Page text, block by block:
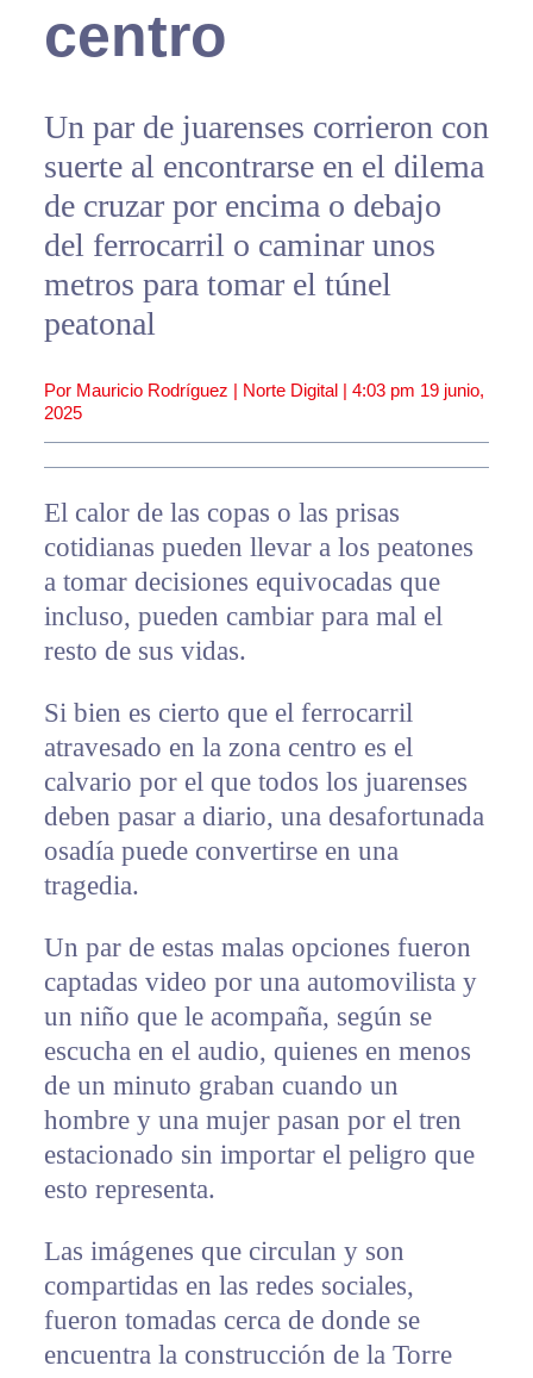
centro
Un par de juarenses corrieron con
suerte al encontrarse en el dilema
de cruzar por encima o debajo
del ferrocarril o caminar unos
metros para tomar el túnel
peatonal
Por Mauricio Rodríguez | Norte Digital | 4:03 pm 19 junio,
2025
El calor de las copas o las prisas
cotidianas pueden llevar a los peatones
a tomar decisiones equivocadas que
incluso, pueden cambiar para mal el
resto de sus vidas.
Si bien es cierto que el ferrocarril
atravesado en la zona centro es el
calvario por el que todos los juarenses
deben pasar a diario, una desafortunada
osadía puede convertirse en una
tragedia.
Un par de estas malas opciones fueron
captadas video por una automovilista y
un niño que le acompaña, según se
escucha en el audio, quienes en menos
de un minuto graban cuando un
hombre y una mujer pasan por el tren
estacionado sin importar el peligro que
esto representa.
Las imágenes que circulan y son
compartidas en las redes sociales,
fueron tomadas cerca de donde se
encuentra la construcción de la Torre